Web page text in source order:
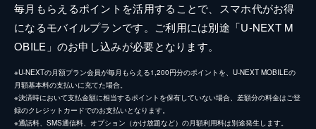
毎月もらえるポイントを活用することで、スマホ代がお得
になるモバイルプランです。ご利用には別途「U-NEXT M
OBILE」のお申し込みが必要となります。
※U-NEXTの月額プラン会員が毎月もらえる1,200円分のポイントを、U-NEXT MOBILEの
月額基本料の支払いに充てた場合。
※決済時において支払金額に相当するポイントを保有していない場合、差額分の料金はご登
録のクレジットカードでのお支払いとなります。
※通話料、SMS通信料、オプション（かけ放題など）の月額利用料は別途発生します。